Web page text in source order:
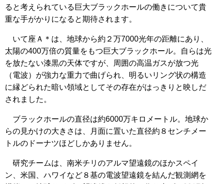
ると考えられている巨大ブラックホールの働きについて貴
重な手がかりになると期待されます。
いて座Ａ＊は、地球から約２万7000光年の距離にあり、
太陽の400万倍の質量をもつ巨大ブラックホール。自らは光
を放たない漆黒の天体ですが、周囲の高温ガスが放つ光
（電波）が強力な重力で曲げられ、明るいリング状の構造
に縁どられた暗い領域としてその存在がはっきりと映しだ
されました。
ブラックホールの直径は約6000万キロメートル。地球か
らの見かけの大きさは、月面に置いた直径約８センチメー
トルのドーナツほどしかありません。
研究チームは、南米チリのアルマ望遠鏡のほかスペイ
ン、米国、ハワイなど８基の電波望遠鏡を結んだ観測網を